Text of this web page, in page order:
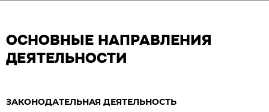
ОСНОВНЫЕ НАПРАВЛЕНИЯ
ДЕЯТЕЛЬНОСТИ
ЗАКОНОДАТЕЛЬНАЯ ДЕЯТЕЛЬНОСТЬ